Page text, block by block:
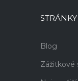
STRÁNKY
Blog
Zážitkové